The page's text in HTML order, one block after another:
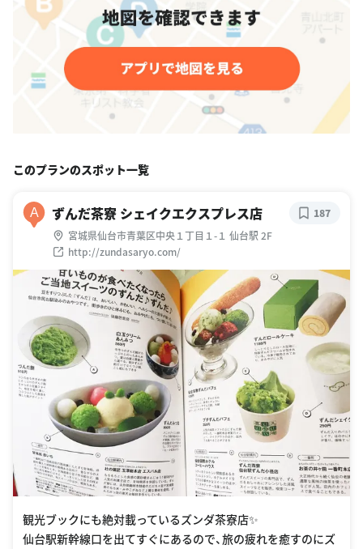
このプランのスポット一覧
A ずんだ茶寮 シェイクエクスプレス店
宮城県仙台市青葉区中央１丁目１-１ 仙台駅 2F
http://zundasaryo.com/
187
観光ブックにも絶対載っているズンダ茶寮店✨
仙台駅新幹線口を出てすぐにあるので、旅の疲れを癒すのにズ